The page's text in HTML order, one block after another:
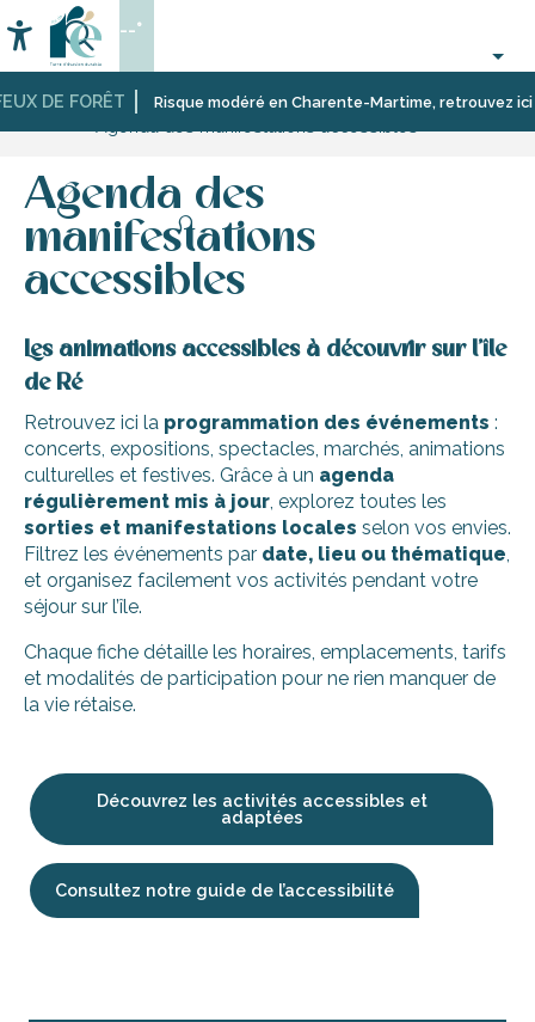
au
contenu
principal
DE FORÊT Risque modéré en Charente-Martime, retrouvez ici
Accessibilité
Recherche
--°
Accueil
Activités,
découverte
Les
Agenda des
manifestations
accessibles
Les animations accessibles à découvrir sur l’île
de Ré
Retrouvez ici la programmation des événements :
concerts, expositions, spectacles, marchés, animations
culturelles et festives. Grâce à un agenda
régulièrement mis à jour, explorez toutes les
sorties et manifestations locales selon vos envies.
Filtrez les événements par date, lieu ou thématique,
et organisez facilement vos activités pendant votre
séjour sur l’île.
Chaque fiche détaille les horaires, emplacements, tarifs
et modalités de participation pour ne rien manquer de
la vie rétaise.
Découvrez les activités accessibles et
adaptées
Consultez notre guide de l’accessibilité